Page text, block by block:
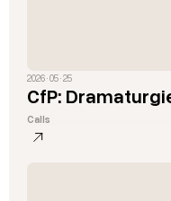
2026 · 05 · 25
CfP:
Calls